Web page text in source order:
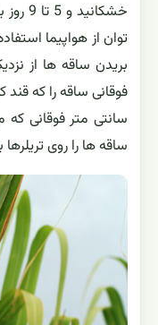
توان از هواپیما
بریدن ساقه ها از
سانتی متر فوقانی
ساقه ها را روی تریلرها